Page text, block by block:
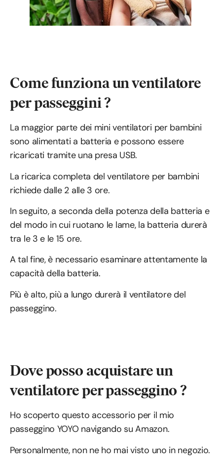
Come funziona un ventilatore
per passeggini ?
La maggior parte dei mini ventilatori per bambini
sono alimentati a batteria e possono essere
ricaricati tramite una presa USB.
La ricarica completa del ventilatore per bambini
richiede dalle 2 alle 3 ore.
In seguito, a seconda della potenza della batteria e
del modo in cui ruotano le lame, la batteria durerà
tra le 3 e le 15 ore.
A tal fine, è necessario esaminare attentamente la
capacità della batteria.
Più è alto, più a lungo durerà il ventilatore del
passeggino.
Dove posso acquistare un
ventilatore per passeggino ?
Ho scoperto questo accessorio per il mio
passeggino YOYO navigando su Amazon.
Personalmente, non ne ho mai visto uno in negozio.